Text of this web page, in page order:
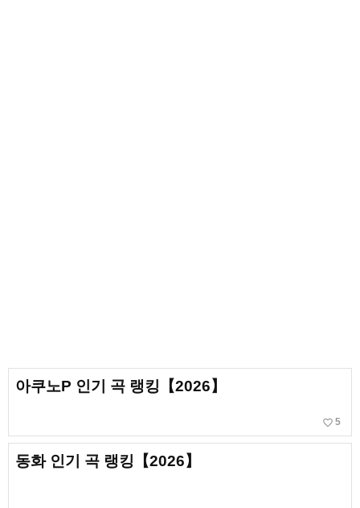
아쿠노P 인기 곡 랭킹【2026】
favorite_border 5
동화 인기 곡 랭킹【2026】